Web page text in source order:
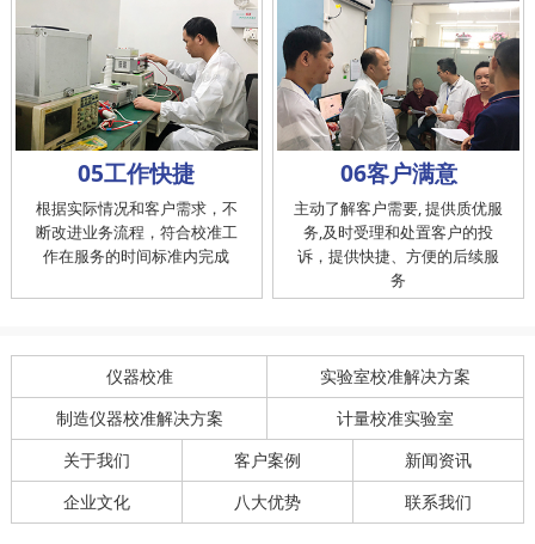
05工作快捷
根据实际情况和客户需求，不
断改进业务流程，符合校准工
作在服务的时间标准内完成
06客户满意
主动了解客户需要, 提供质优服
务,及时受理和处置客户的投
诉，提供快捷、方便的后续服
务
仪器校准 实验室校准解决方案
制造仪器校准解决方案 计量校准实验室
关于我们 客户案例 新闻资讯
企业文化 八大优势 联系我们